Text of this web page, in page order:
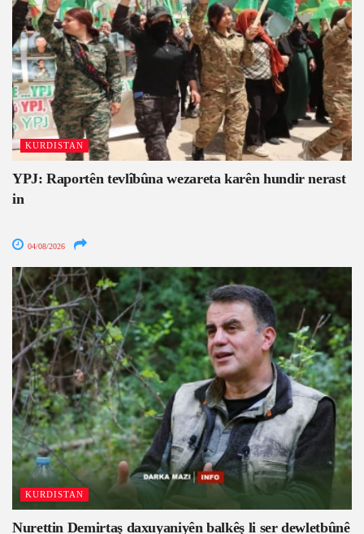
KURDISTAN
YPJ: Raportên tevlîbûna wezareta karên hundir nerast
in
04/08/2026
KURDISTAN
Nurettin Demirtaş daxuyaniyên balkêş li ser dewletbûnê